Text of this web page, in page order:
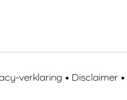
verklaring • Disclaimer •